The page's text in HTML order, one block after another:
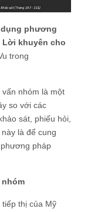
phương
Lời khuyên cho
trong
nhóm là một
so với các
sát, phiếu hỏi,
là để cung
pháp
thị của Mỹ